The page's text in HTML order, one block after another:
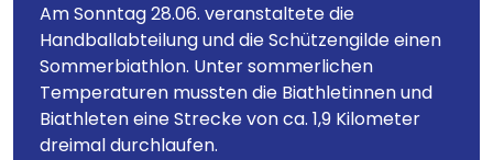
Am Sonntag 28.06. veranstaltete die
Handballabteilung und die Schützengilde einen
Sommerbiathlon. Unter sommerlichen
Temperaturen mussten die Biathletinnen und
Biathleten eine Strecke von ca. 1,9 Kilometer
dreimal durchlaufen.